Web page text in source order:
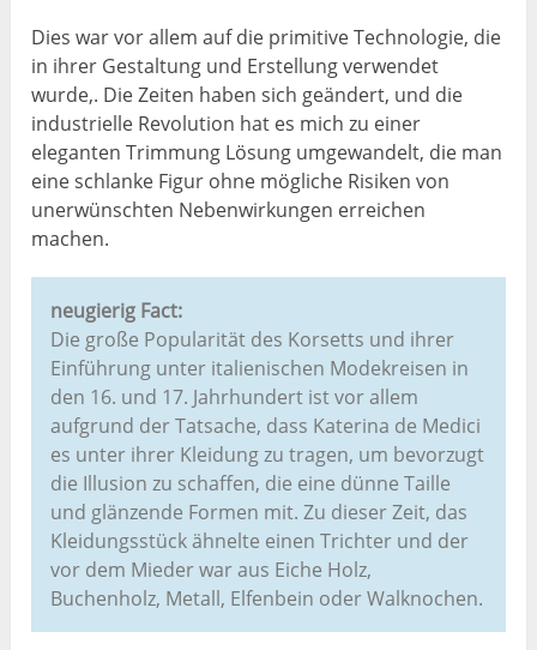
Dies war vor allem auf die primitive Technologie, die
in ihrer Gestaltung und Erstellung verwendet
wurde,. Die Zeiten haben sich geändert, und die
industrielle Revolution hat es mich zu einer
eleganten Trimmung Lösung umgewandelt, die man
eine schlanke Figur ohne mögliche Risiken von
unerwünschten Nebenwirkungen erreichen
machen.
neugierig Fact:
Die große Popularität des Korsetts und ihrer
Einführung unter italienischen Modekreisen in
den 16. und 17. Jahrhundert ist vor allem
aufgrund der Tatsache, dass Katerina de Medici
es unter ihrer Kleidung zu tragen, um bevorzugt
die Illusion zu schaffen, die eine dünne Taille
und glänzende Formen mit. Zu dieser Zeit, das
Kleidungsstück ähnelte einen Trichter und der
vor dem Mieder war aus Eiche Holz,
Buchenholz, Metall, Elfenbein oder Walknochen.